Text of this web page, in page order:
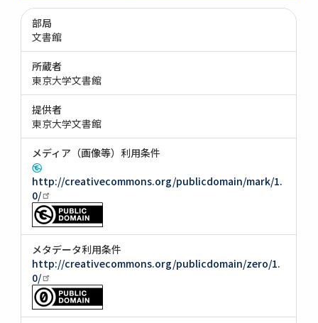
部局
文書館
所蔵者
東京大学文書館
提供者
東京大学文書館
メディア（画像等）利用条件
http://creativecommons.org/publicdomain/mark/1.
0/
メタデータ利用条件
http://creativecommons.org/publicdomain/zero/1.
0/